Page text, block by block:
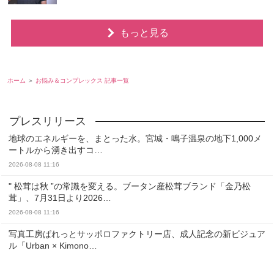
もっと見る
ホーム お悩み＆コンプレックス 記事一覧
地球のエネルギーを、まとった水。宮城・鳴子温泉の地下1,000メ
ートルから湧き出すコ…
2026-08-08 11:16
" 松茸は秋 ”の常識を変える。ブータン産松茸ブランド「金乃松
茸」、7月31日より2026…
2026-08-08 11:16
写真工房ぱれっとサッポロファクトリー店、成人記念の新ビジュア
ル「Urban × Kimono…